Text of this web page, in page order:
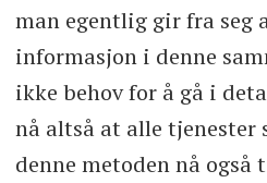
man egentlig gir fra seg
informasjon i denne
ikke behov for å gå i
nå altså at alle tjenester
denne metoden nå også